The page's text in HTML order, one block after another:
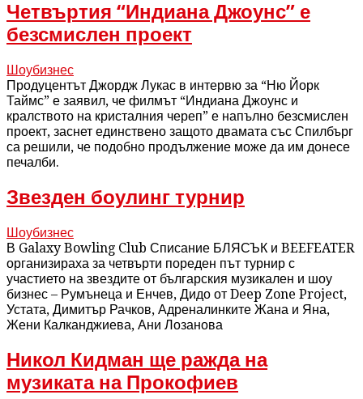
Четвъртия “Индиана Джоунс” е
безсмислен проект
Шоубизнес
Продуцентът Джордж Лукас в интервю за “Ню Йорк
Таймс” е заявил, че филмът “Индиана Джоунс и
кралството на кристалния череп” е напълно безсмислен
проект, заснет единствено защото двамата със Спилбърг
са решили, че подобно продължение може да им донесе
печалби.
Звезден боулинг турнир
Шоубизнес
В Galaxy Bowling Club Списание БЛЯСЪК и BEEFEATER
организираха за четвърти пореден път турнир с
участието на звездите от българския музикален и шоу
бизнес – Румънеца и Енчев, Дидо от Deep Zone Project,
Устата, Димитър Рачков, Адреналинките Жана и Яна,
Жени Калканджиева, Ани Лозанова
Никол Кидман ще ражда на
музиката на Прокофиев